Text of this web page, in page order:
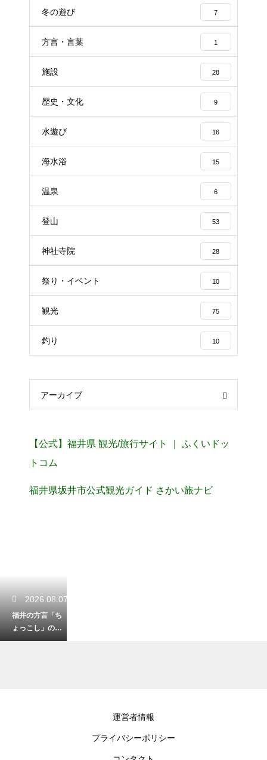
冬の遊び 7
方言・言葉 1
施設 28
歴史・文化 9
水遊び 16
海水浴 15
温泉 6
登山 53
神社寺院 28
祭り・イベント 10
観光 75
釣り 10
アーカイブ
【公式】福井県 観光/旅行サイト ｜ ふくいドッ
トコム
福井県坂井市公式観光ガイド さかい旅ナビ
2026.08.07
福井の方言「ち
ょっこし」の便
利な意味と使い
運営者情報
プライバシーポリシー